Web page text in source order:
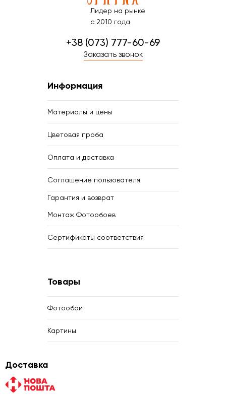
Лидер на рынке
с 2010 года
+38 (073) 777-60-69
Заказать звонок
Информация
Материалы и цены
Цветовая проба
Оплата и доставка
Соглашение пользователя
Гарантия и возврат
Монтаж Фотообоев
Сертификаты соответствия
Товары
Фотообои
Картины
Доставка